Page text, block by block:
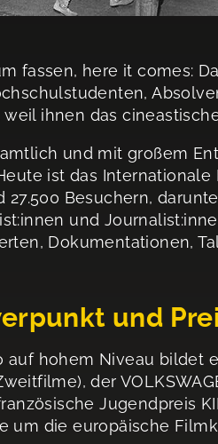
fassen, here it comes:
ihnen das
und mit großem
ist das
Besuchern,
und
Dokumentationen,
und
hohem Niveau bildet
der
Jugendpreis
um die europäische